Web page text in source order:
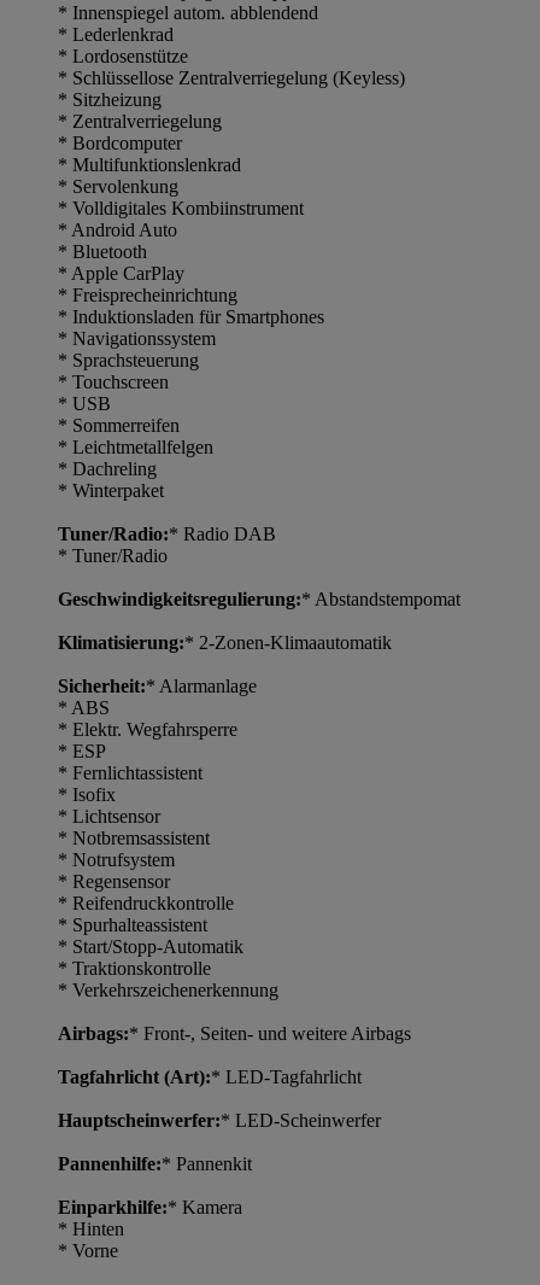
* Innenspiegel autom. abblendend
* Lederlenkrad
* Lordosenstütze
* Schlüssellose Zentralverriegelung (Keyless)
* Sitzheizung
* Zentralverriegelung
* Bordcomputer
* Multifunktionslenkrad
* Servolenkung
* Volldigitales Kombiinstrument
* Android Auto
* Bluetooth
* Apple CarPlay
* Freisprecheinrichtung
* Induktionsladen für Smartphones
* Navigationssystem
* Sprachsteuerung
* Touchscreen
* USB
* Sommerreifen
* Leichtmetallfelgen
* Dachreling
* Winterpaket
Tuner/Radio:* Radio DAB
* Tuner/Radio
Geschwindigkeitsregulierung:* Abstandstempomat
Klimatisierung:* 2-Zonen-Klimaautomatik
Sicherheit:* Alarmanlage
* ABS
* Elektr. Wegfahrsperre
* ESP
* Fernlichtassistent
* Isofix
* Lichtsensor
* Notbremsassistent
* Notrufsystem
* Regensensor
* Reifendruckkontrolle
* Spurhalteassistent
* Start/Stopp-Automatik
* Traktionskontrolle
* Verkehrszeichenerkennung
Airbags:* Front-, Seiten- und weitere Airbags
Tagfahrlicht (Art):* LED-Tagfahrlicht
Hauptscheinwerfer:* LED-Scheinwerfer
Pannenhilfe:* Pannenkit
Einparkhilfe:* Kamera
* Hinten
* Vorne